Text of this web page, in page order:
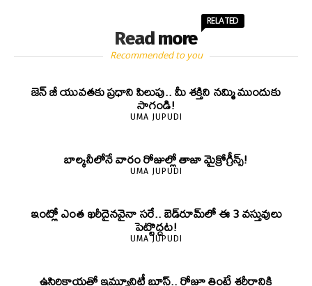
Read more
RELATED
Recommended to you
జెన్‌ జీ యువతకు ప్రధాని పిలుపు.. మీ శక్తిని నమ్మి ముందుకు
సాగండి!
UMA JUPUDI
బాల్కనీలోనే వారం రోజుల్లో తాజా మైక్రోగ్రీన్స్‌!
UMA JUPUDI
ఇంట్లో ఎంత ఖరీదైనవైనా సరే.. బెడ్‌రూమ్‌లో ఈ 3 వస్తువులు
పెట్టొద్దట!
UMA JUPUDI
ఉసిరికాయతో ఇమ్యూనిటీ బూస్ట్‌.. రోజూ తింటే శరీరానికి